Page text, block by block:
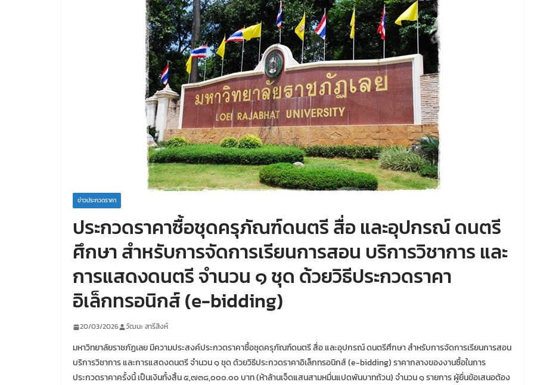
ข่าวประกวดราคา
ประกวดราคาซื้อชุดครุภัณฑ์ดนตรี สื่อ และอุปกรณ์ ดนตรี
ศึกษา สำหรับการจัดการเรียนการสอน บริการวิชาการ และ
การแสดงดนตรี จำนวน ๑ ชุด ด้วยวิธีประกวดราคา
อิเล็กทรอนิกส์ (e-bidding)
20/03/2026 วัฒนะ สารีสิงห์
มหาวิทยาลัยราชภัฏเลย มีความประสงค์ประกวดราคาซื้อชุดครุภัณฑ์ดนตรี สื่อ และอุปกรณ์ ดนตรีศึกษา สำหรับการจัดการเรียนการสอน
บริการวิชาการ และการแสดงดนตรี จำนวน ๑ ชุด ด้วยวิธีประกวดราคาอิเล็กทรอนิกส์ (e-bidding) ราคากลางของงานซื้อในการ
ประกวดราคาครั้งนี้ เป็นเงินทั้งสิ้น ๕,๗๓๘,๐๐๐.๐๐ บาท (ห้าล้านเจ็ดแสนสามหมื่นแปดพันบาทถ้วน) จำนวน ๑ รายการ ผู้ยื่นข้อเสนอต้อง